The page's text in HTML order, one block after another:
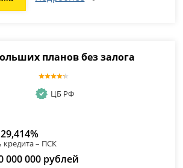
планов без залога
ЦБ РФ
кредита – ПСК
000 000 рублей